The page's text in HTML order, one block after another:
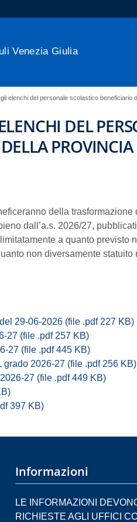
Venezia Giulia
elenchi del personale scolastico
DEL
della
dall’a.s. 2026/27,
a quanto previsto
non diversamente
29-06-2026 (file .pdf 227 KB)
27 (file .pdf 257 KB)
27 (file .pdf 445 KB)
2026-27 (file .pdf 256 KB)
27 (file .pdf 449 KB)
397 KB)
Informazioni
LE INFORMAZIONI
RICHIESTE AGLI UFFICI